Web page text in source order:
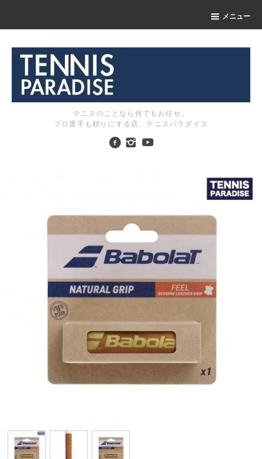
メニュー
テニスのことなら何でもお任せ。
プロ選手も頼りにする店、テニスパラダイス